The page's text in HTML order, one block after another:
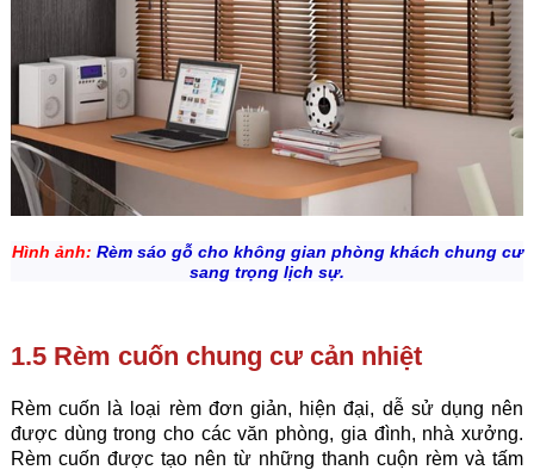
Hình ảnh: Rèm sáo gỗ cho không gian phòng khách chung cư
sang trọng lịch sự.
1.5 Rèm cuốn chung cư cản nhiệt
Rèm cuốn là loại rèm đơn giản, hiện đại, dễ sử dụng nên
được dùng trong cho các văn phòng, gia đình, nhà xưởng.
Rèm cuốn được tạo nên từ những thanh cuộn rèm và tấm